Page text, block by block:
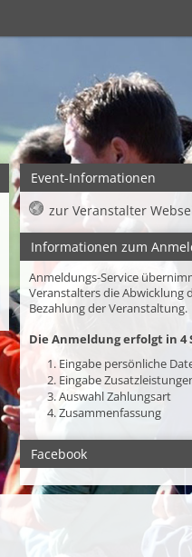
Event-Informationen
zur Veranstalter
Informationen zum
Anmeldungs-Service
Veranstalters die Abwicklung
Bezahlung der Veranstaltung.
Die Anmeldung erfolgt in 4
1. Eingabe persönliche
2. Eingabe
3. Auswahl Zahlungsart
4. Zusammenfassung
Facebook